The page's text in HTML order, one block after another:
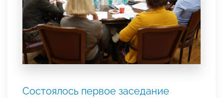
Состоялось первое заседание